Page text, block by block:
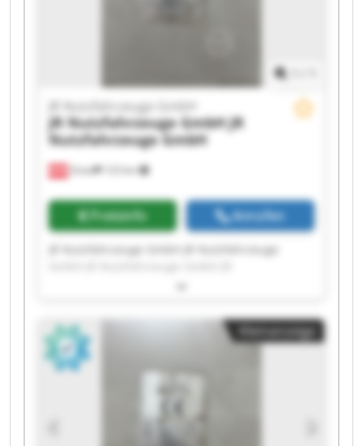
Gnas 123 km
JR Nutzfahrzeuge GmbH
JR Nutzfahrzeuge GmbHJR
Nutzfahrzeuge GmbH
Preisinfo Anrufen
JR Nutzfahrzeuge GmbH JR Nutzfahrzeuge
Nutzfahrzeuge GmbH JR Nutzfahrzeuge GmbH
GmbH JR Nutzfahrzeuge GmbH JR
Nutzfahrzeuge GmbH JR Nutzfahrzeuge GmbH
JR Nutzfahrzeuge GmbH JR Nutzfahrzeuge
GmbH JR Nutzfahrzeuge GmbH JR
Nutzfahrzeuge GmbH JR Nutzfahrzeuge GmbH
JR Nutzfahrzeuge GmbH JR Nutzfahrzeuge
GmbH JR Nutzfahrzeuge GmbH JR
Nutzfahrzeuge GmbH JR Nutzfahrzeuge GmbH
Kleinanzeige